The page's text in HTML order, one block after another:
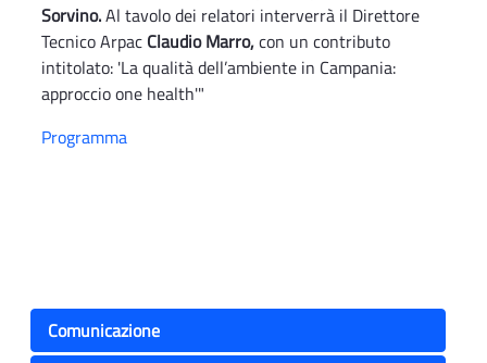
Sorvino.Al tavolo dei relatori interverrà il Direttore
Tecnico Arpac Claudio Marro,con un contributo
intitolato: 'La qualità dell’ambiente in Campania:
approccio one health'"
Programma
Comunicazione